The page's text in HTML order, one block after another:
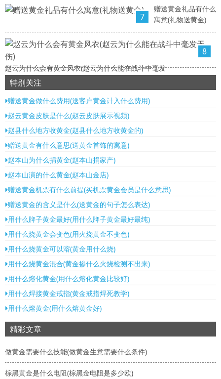
7
赠送黄金礼品有什么
寓意(礼物送黄金)
8
赵云为什么会有黄金风衣(赵云为什么能在战斗中毫发
特别关注
赠送黄金做什么费用(送客户黄金计入什么费用)
赵云黄金皮肤是什么(赵云皮肤展示视频)
赵县什么地方收黄金(赵县什么地方收黄金的)
赠送黄金有什么意思(送黄金首饰的寓意)
赵本山为什么捐黄金(赵本山捐家产)
赵本山演的什么黄金(赵本山金店)
赠送黄金机票有什么前提(买机票黄金会员是什么意思)
赠送黄金的含义是什么(送黄金的句子怎么表达)
用什么牌子黄金最好(用什么牌子黄金最好最纯)
用什么烧黄金会变色(用火烧黄金不变色)
用什么烧黄金可以溶(黄金用什么烧)
用什么烧黄金混合(黄金掺什么火烧检测不出来)
用什么熔化黄金(用什么熔化黄金比较好)
用什么焊接黄金戒指(黄金戒指焊死教学)
用什么熔黄金(用什么熔黄金好)
精彩文章
做黄金需要什么技能(做黄金生意需要什么条件)
棕黑黄金是什么电阻(棕黑金电阻是多少欧)